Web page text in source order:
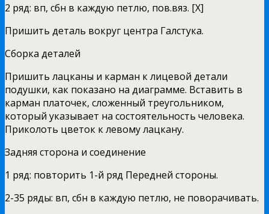
2 ряд: вп, сбн в каждую петлю, пов.вяз. [Х]
Пришить деталь вокруг центра Галстука.
Сборка деталей
Пришить лацканы и карман к лицевой детали
подушки, как показано на диаграмме. Вставить в
карман платочек, сложенный треугольником,
который указывает на состоятельность человека.
Приколоть цветок к левому лацкану.
Задняя сторона и соединение
1 ряд: повторить 1-й ряд Передней стороны.
2-35 ряды: вп, сбн в каждую петлю, не поворачивать.